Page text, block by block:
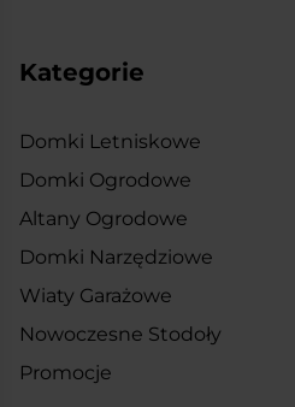
Kategorie
Domki Letniskowe
Domki Ogrodowe
Altany Ogrodowe
Domki Narzędziowe
Wiaty Garażowe
Nowoczesne Stodoły
Promocje